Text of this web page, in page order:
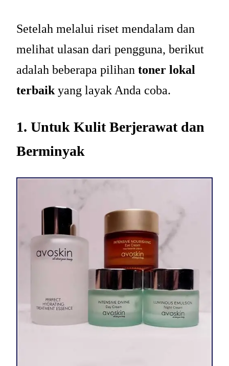
Setelah melalui riset mendalam dan
melihat ulasan dari pengguna, berikut
adalah beberapa pilihan toner lokal
terbaik yang layak Anda coba.
1. Untuk Kulit Berjerawat dan
Berminyak